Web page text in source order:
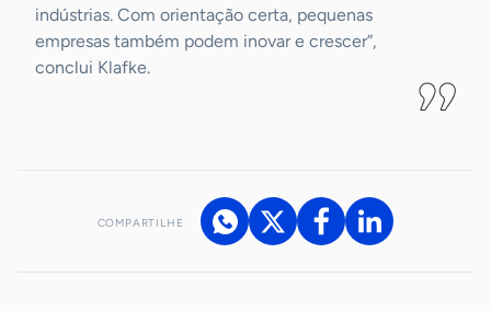
indústrias. Com orientação certa, pequenas
empresas também podem inovar e crescer”,
conclui Klafke.
COMPARTILHE